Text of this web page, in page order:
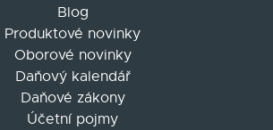
Blog
Produktové novinky
Oborové novinky
Daňový kalendář
Daňové zákony
Účetní pojmy